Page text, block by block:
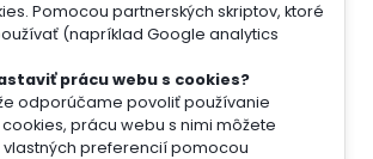
Pomocou partnerských skriptov, ktoré
(napríklad Google analytics
prácu webu s cookies?
odporúčame povoliť používanie
prácu webu s nimi môžete
preferencií pomocou